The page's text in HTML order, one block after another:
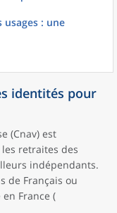
: une
identités pour
(Cnav) est
retraites des
indépendants.
de Français ou
France (